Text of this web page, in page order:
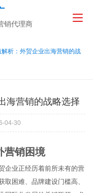
销代理商
析：外贸企业出海营销的战
海营销的战略选择
04-30
营销困境
企业正经历着前所未有的营
困难、品牌建设门槛高、